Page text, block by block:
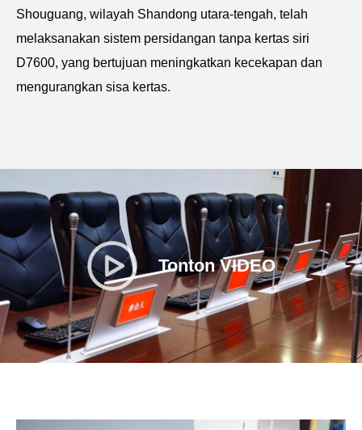
Shouguang, wilayah Shandong utara-tengah, telah
melaksanakan sistem persidangan tanpa kertas siri
D7600, yang bertujuan meningkatkan kecekapan dan
mengurangkan sisa kertas.
Tonton VIDEO